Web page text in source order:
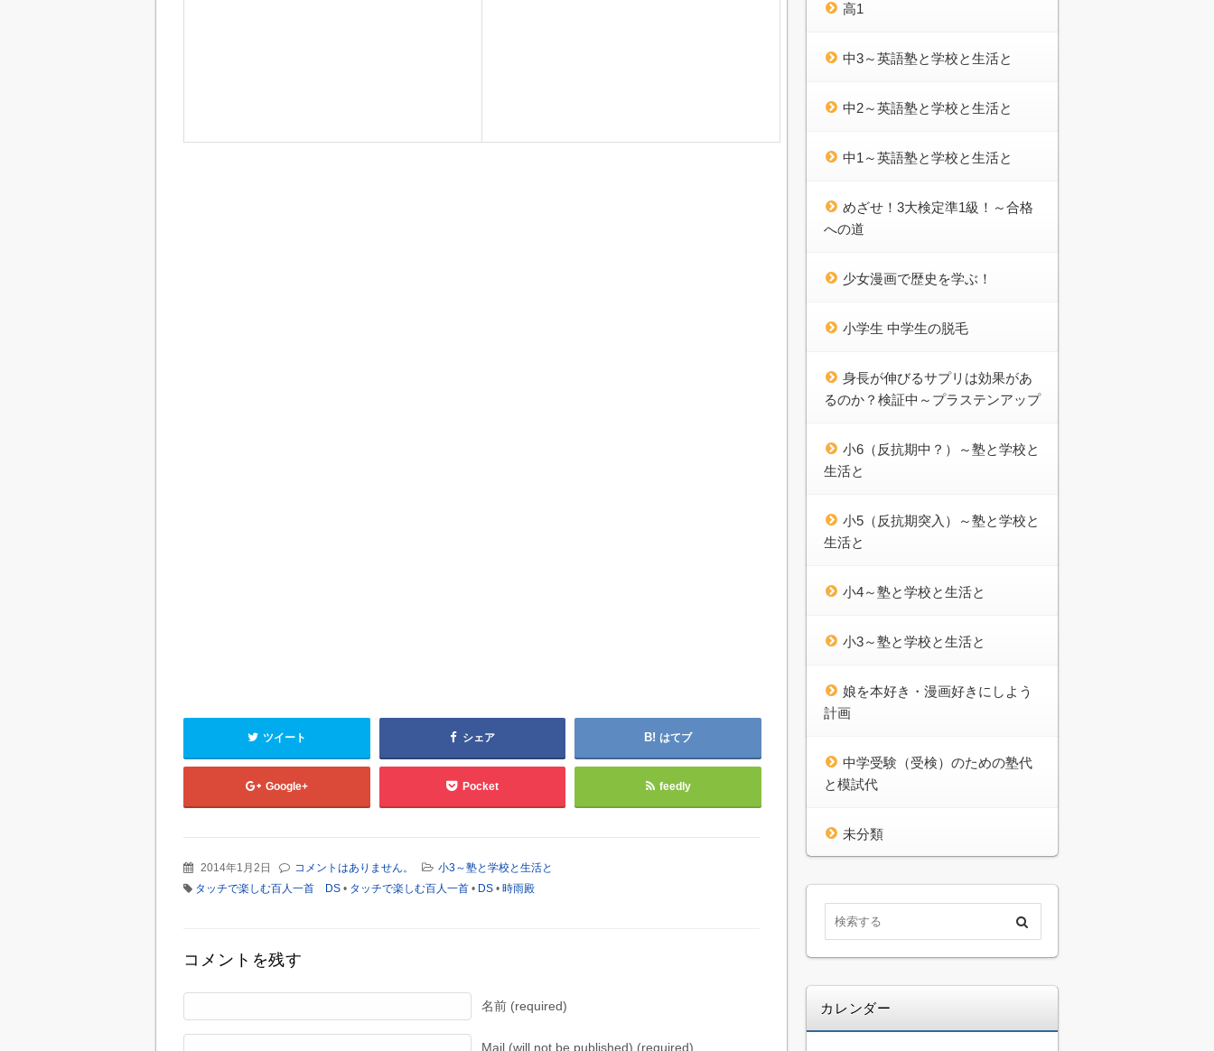
ツイート シェア はてブ
Google+ Pocket feedly
2014年1月2日 コメントはありません。
小3～塾と学校と生活と
タッチで楽しむ百人一首 DS • タッチで楽しむ百人一首 • DS • 時雨殿
コメントを残す
名前 (required)
Mail (will not be published) (required)
高1
中3～英語塾と学校と生活と
中2～英語塾と学校と生活と
中1～英語塾と学校と生活と
めざせ！3大検定準1級！～合格
への道
少女漫画で歴史を学ぶ！
小学生 中学生の脱毛
身長が伸びるサプリは効果があ
るのか？検証中～プラステンアップ
小6（反抗期中？）～塾と学校と
生活と
小5（反抗期突入）～塾と学校と
生活と
小4～塾と学校と生活と
小3～塾と学校と生活と
娘を本好き・漫画好きにしよう
計画
中学受験（受検）のための塾代
と模試代
未分類
カレンダー